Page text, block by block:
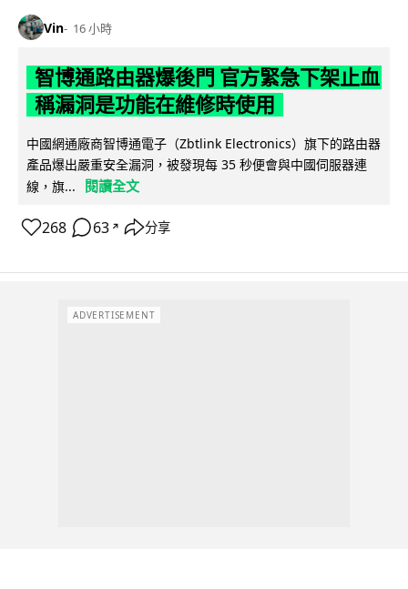
Vin 16 小時
智博通路由器爆後門 官方緊急下架止血
稱漏洞是功能在維修時使用
中國網通廠商智博通電子（Zbtlink Electronics）旗下的路由器
產品爆出嚴重安全漏洞，被發現每 35 秒便會與中國伺服器連
線，旗...
閱讀全文
268 63 ↗ 分享
ADVERTISEMENT